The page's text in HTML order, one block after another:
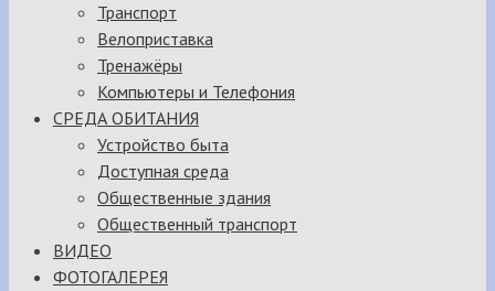
Транспорт
Велоприставка
Тренажёры
Компьютеры и Телефония
СРЕДА ОБИТАНИЯ
Устройство быта
Доступная среда
Общественные здания
Общественный транспорт
ВИДЕО
ФОТОГАЛЕРЕЯ